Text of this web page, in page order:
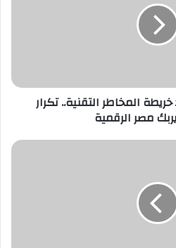
المخاطر التقنية.. تكرار
مصر الرقمية